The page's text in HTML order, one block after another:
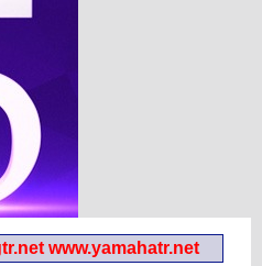
www.yamahatr.net